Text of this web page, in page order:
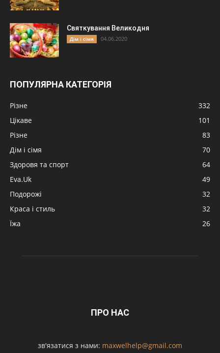
Святкування Великодня
Дім і сімя 04.06.2020
ПОПУЛЯРНА КАТЕГОРІЯ
Різне
332
Цікаве
101
Різне
83
Дім і сімя
70
Здоровя та спорт
64
Eva.Uk
49
Подорожі
32
Краса і стиль
32
Їжа
26
ПРО НАС
зв'язатися з нами: maxwelhelp@gmail.com